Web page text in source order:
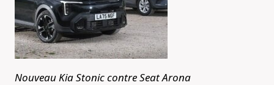
Nouveau Kia Stonic contre Seat Arona